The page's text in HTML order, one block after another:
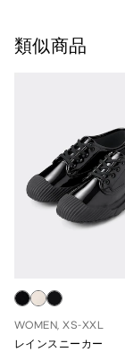
類似商品
WOMEN, XS-XXL
レインスニーカー